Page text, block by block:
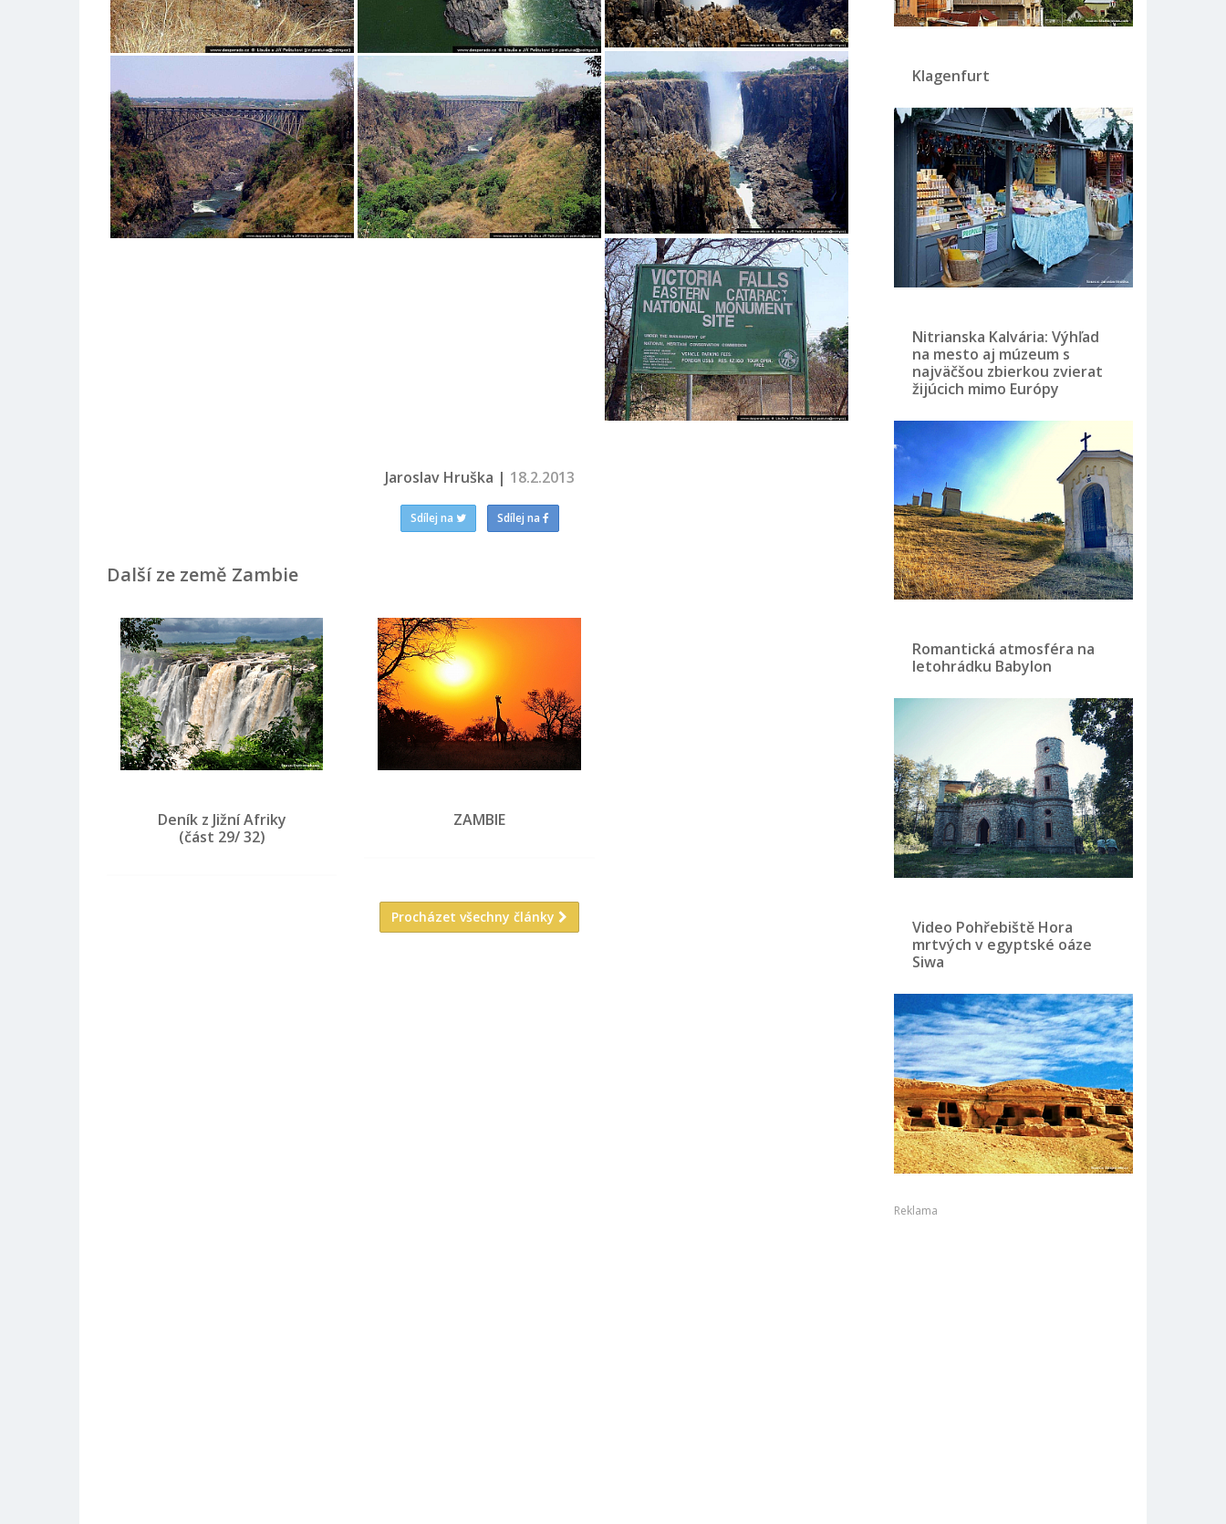
Jaroslav Hruška | 18.2.2013
Sdílej na Sdílej na
Další ze země Zambie
Deník z Jižní Afriky
(část 29/ 32)
ZAMBIE
Procházet všechny články
Klagenfurt
Nitrianska Kalvária: Výhľad
na mesto aj múzeum s
najväčšou zbierkou zvierat
žijúcich mimo Európy
Romantická atmosféra na
letohrádku Babylon
Video Pohřebiště Hora
mrtvých v egyptské oáze
Siwa
Reklama